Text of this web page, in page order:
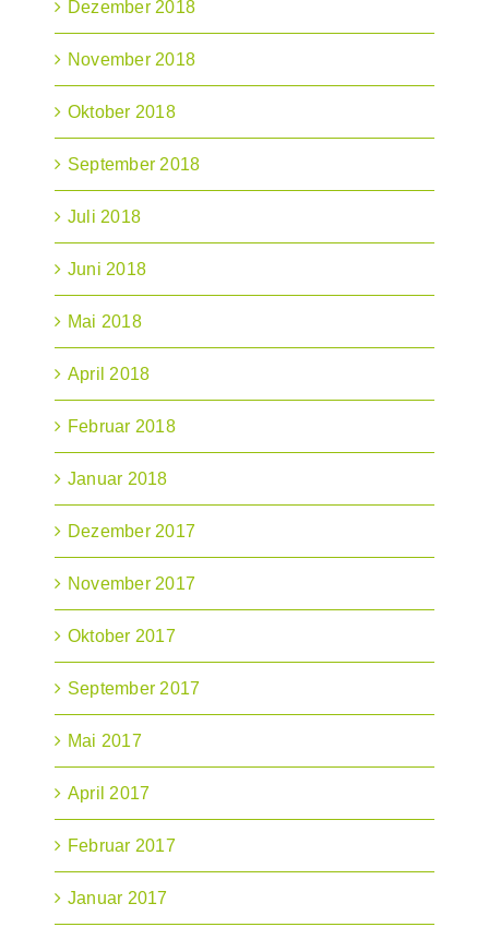
Dezember 2018
November 2018
Oktober 2018
September 2018
Juli 2018
Juni 2018
Mai 2018
April 2018
Februar 2018
Januar 2018
Dezember 2017
November 2017
Oktober 2017
September 2017
Mai 2017
April 2017
Februar 2017
Januar 2017